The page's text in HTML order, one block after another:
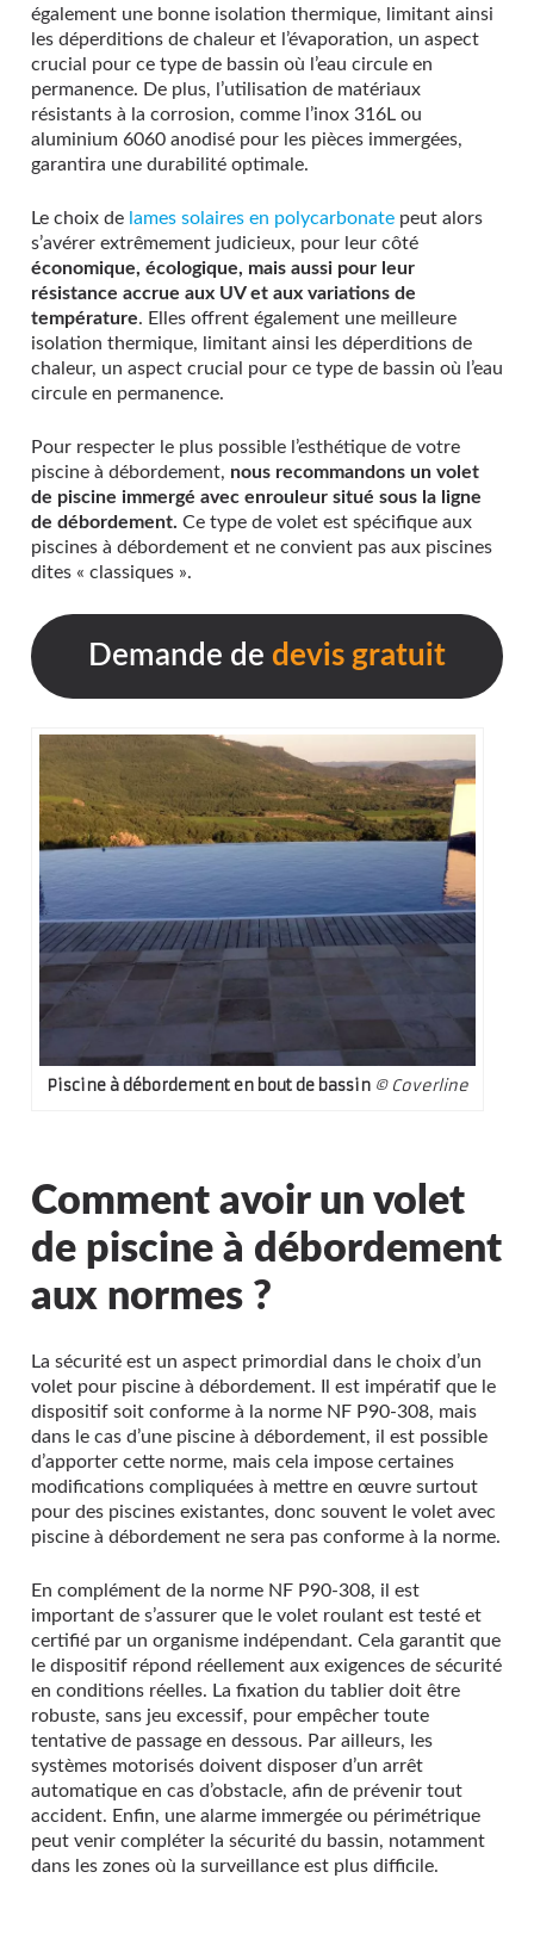
également une bonne isolation thermique, limitant ainsi
les déperditions de chaleur et l’évaporation, un aspect
crucial pour ce type de bassin où l’eau circule en
permanence. De plus, l’utilisation de matériaux
résistants à la corrosion, comme l’inox 316L ou
aluminium 6060 anodisé pour les pièces immergées,
garantira une durabilité optimale.
Le choix de lames solaires en polycarbonate peut alors
s’avérer extrêmement judicieux, pour leur côté
économique, écologique, mais aussi pour leur
résistance accrue aux UV et aux variations de
température. Elles offrent également une meilleure
isolation thermique, limitant ainsi les déperditions de
chaleur, un aspect crucial pour ce type de bassin où l’eau
circule en permanence.
Pour respecter le plus possible l’esthétique de votre
piscine à débordement, nous recommandons un volet
de piscine immergé avec enrouleur situé sous la ligne
de débordement. Ce type de volet est spécifique aux
piscines à débordement et ne convient pas aux piscines
dites « classiques ».
Demande de devis gratuit
Piscine à débordement en bout de bassin © Coverline
Comment avoir un volet
de piscine à débordement
aux normes ?
La sécurité est un aspect primordial dans le choix d’un
volet pour piscine à débordement. Il est impératif que le
dispositif soit conforme à la norme NF P90-308, mais
dans le cas d’une piscine à débordement, il est possible
d’apporter cette norme, mais cela impose certaines
modifications compliquées à mettre en œuvre surtout
pour des piscines existantes, donc souvent le volet avec
piscine à débordement ne sera pas conforme à la norme.
En complément de la norme NF P90-308, il est
important de s’assurer que le volet roulant est testé et
certifié par un organisme indépendant. Cela garantit que
le dispositif répond réellement aux exigences de sécurité
en conditions réelles. La fixation du tablier doit être
robuste, sans jeu excessif, pour empêcher toute
tentative de passage en dessous. Par ailleurs, les
systèmes motorisés doivent disposer d’un arrêt
automatique en cas d’obstacle, afin de prévenir tout
accident. Enfin, une alarme immergée ou périmétrique
peut venir compléter la sécurité du bassin, notamment
dans les zones où la surveillance est plus difficile.